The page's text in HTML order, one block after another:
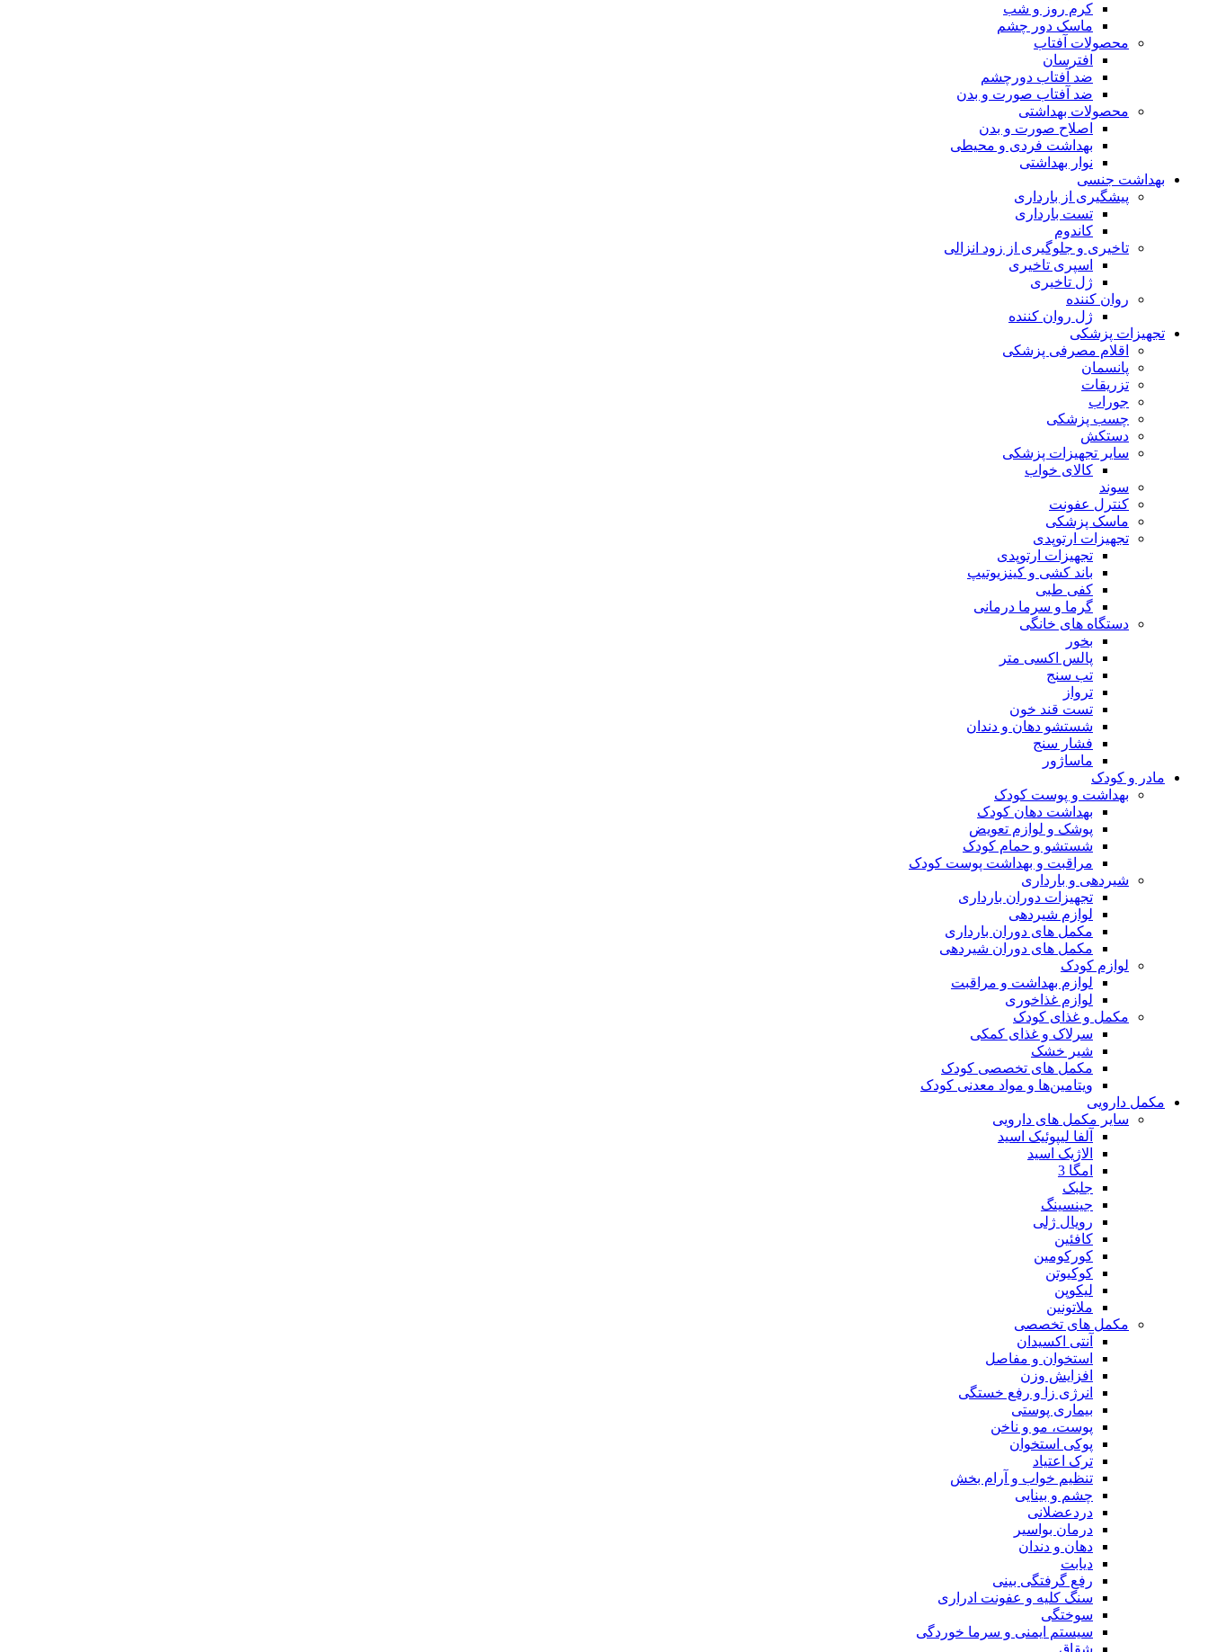
کرم روز و شب
ماسک دور چشم
محصولات آفتاب
افترسان
ضد آفتاب دورچشم
ضد آفتاب صورت و بدن
محصولات بهداشتی
اصلاح صورت و بدن
بهداشت فردی و محیطی
نوار بهداشتی
بهداشت جنسی
پیشگیری از بارداری
تست بارداری
کاندوم
تاخیری و جلوگیری از زود انزالی
اسپری تاخیری
ژل تاخیری
روان کننده
ژل روان کننده
تجهیزات پزشکی
اقلام مصرفی پزشکی
پانسمان
تزریقات
جوراب
چسب پزشکی
دستکش
سایر تجهیزات پزشکی
کالای خواب
سوند
کنترل عفونت
ماسک پزشکی
تجهیزات ارتوپدی
تجهیزات ارتوپدی
باند کشی و کینزیوتیپ
کفی طبی
گرما و سرما درمانی
دستگاه های خانگی
بخور
پالس اکسی متر
تب سنج
ترواز
تست قند خون
شستشو دهان و دندان
فشار سنج
ماساژور
مادر و کودک
بهداشت و پوست کودک
بهداشت دهان کودک
پوشک و لوازم تعویض
شستشو و حمام کودک
مراقبت و بهداشت پوست کودک
شیردهی و بارداری
تجهیزات دوران بارداری
لوازم شیردهی
مکمل های دوران بارداری
مکمل های دوران شیردهی
لوازم کودک
لوازم بهداشت و مراقبت
لوازم غذاخوری
مکمل و غذای کودک
سرلاک و غذای کمکی
شیر خشک
مکمل های تخصصی کودک
ویتامین‌ها و مواد معدنی کودک
مکمل دارویی
سایر مکمل های دارویی
آلفا لیپوئیک اسید
الاژیک اسید
امگا 3
جلبک
جینسینگ
رویال ژلی
کافئین
کورکومین
کوکیوتن
لیکوپن
ملاتونین
مکمل های تخصصی
آنتی اکسیدان
استخوان و مفاصل
افزایش وزن
انرژی زا و رفع خستگی
بیماری پوستی
پوست، مو و ناخن
پوکی استخوان
ترک اعتیاد
تنظیم خواب و آرام بخش
چشم و بینایی
دردعضلانی
درمان بواسیر
دهان و دندان
دیابت
رفع گرفتگی بینی
سنگ کلیه و عفونت ادراری
سوختگی
سیستم ایمنی و سرما خوردگی
شقاق